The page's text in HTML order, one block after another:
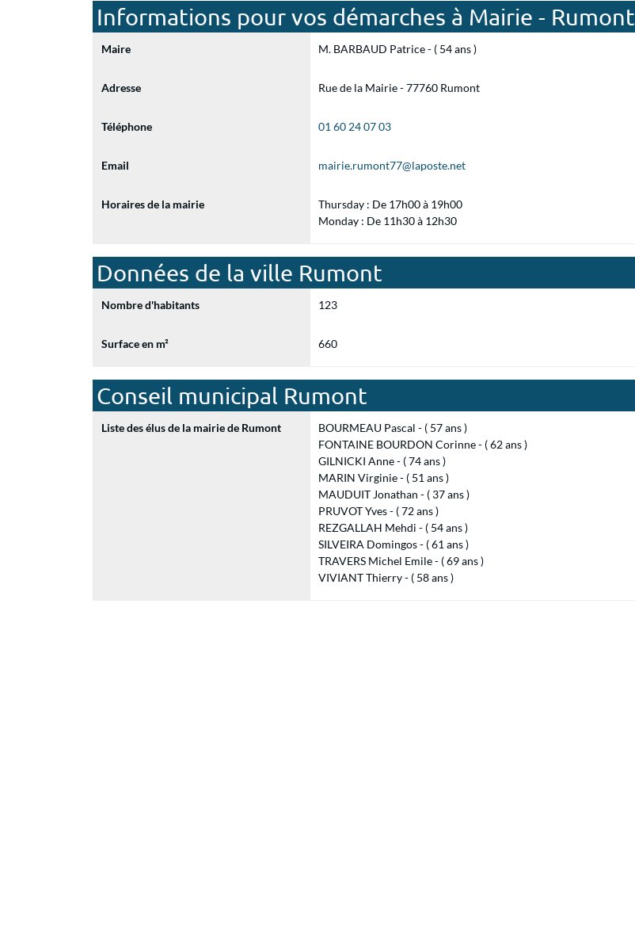
Informations pour vos démarches à Mairie - Rumont
Maire M. BARBAUD Patrice - ( 54 ans )
Adresse Rue de la Mairie - 77760 Rumont
Téléphone 01 60 24 07 03
Email mairie.rumont77@laposte.net
Horaires de la mairie
Thursday : De 17h00 à 19h00
Monday : De 11h30 à 12h30
Données de la ville Rumont
Nombre d'habitants 123
Surface en m² 660
Conseil municipal Rumont
Liste des élus de la mairie de Rumont
BOURMEAU Pascal - ( 57 ans )
FONTAINE BOURDON Corinne - ( 62 ans )
GILNICKI Anne - ( 74 ans )
MARIN Virginie - ( 51 ans )
MAUDUIT Jonathan - ( 37 ans )
PRUVOT Yves - ( 72 ans )
REZGALLAH Mehdi - ( 54 ans )
SILVEIRA Domingos - ( 61 ans )
TRAVERS Michel Emile - ( 69 ans )
VIVIANT Thierry - ( 58 ans )